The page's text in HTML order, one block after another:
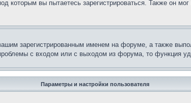
которым вы пытаетесь зарегистрироваться. Также он
зарегистрированным именем на форуме, а также
с входом или с выходом из форума, то функция
Параметры и настройки пользователя